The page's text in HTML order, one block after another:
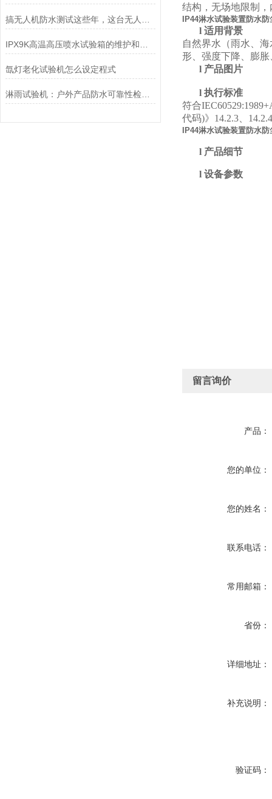
氙灯老化试验机怎么设定程式
结构，无场地限制
IP44淋水试验装置防水
l 适用背景
自然界水（雨水、
形、强度下降、膨
l 产品图片
l 执行标准
符合
代码)》 14.2.3
IP44淋水试验装置防水
l 产品细节
l 设备参数
留言询价
产品：
您的单位：
您的姓名：
联系电话：
常用邮箱：
省份：
详细地址：
补充说明：
验证码：